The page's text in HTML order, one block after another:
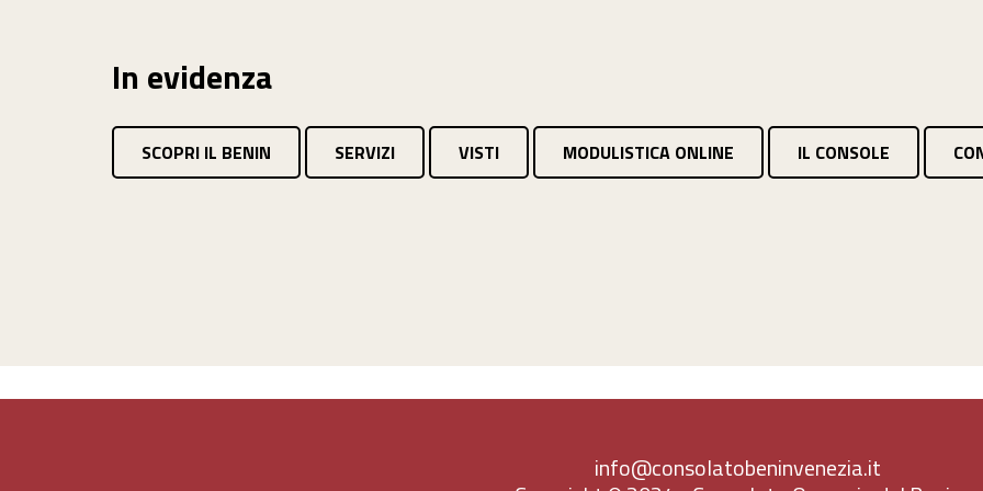
In evidenza
SCOPRI IL BENIN SERVIZI VISTI MODULISTICA ONLINE IL CONSOLE
info@consolatobeninvenezia.it